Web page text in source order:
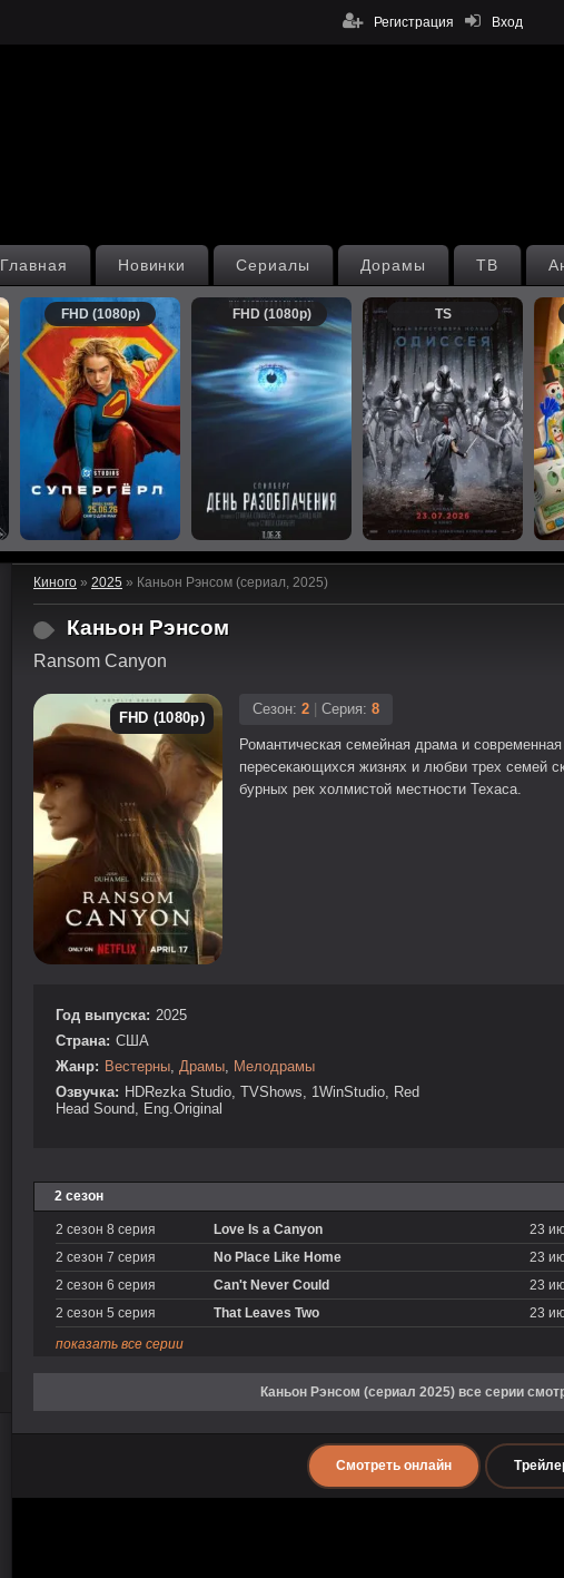
Вход
Регистрация
ТВ
Дорамы
Сериалы
Новинки
Главная
FHD (1080p) FHD (1080p) TS
Киного » 2025 » Каньон Рэнсом (сериал, 2025)
Каньон Рэнсом
Ransom Canyon
FHD (1080p)
Сезон: 2 Серия: 8
Романтическая семейная драма и
пересекающихся жизнях и любви трех семей
бурных рек холмистой местности Техаса.
Год выпуска: 2025
Страна: США
Жанр: Вестерны Драмы
Мелодрамы
Озвучка: HDRezka Studio, TVShows, 1WinStudio, Red
Head Sound, Eng.Original
2 сезон
2 сезон 8 серия Love Is a Canyon 23
2 сезон 7 серия
No Place Like Home 23
2 сезон 6 серия
Can't Never Could 23
2 сезон 5 серия
That Leaves Two 23
показать все серии
Каньон Рэнсом (сериал 2025) все серии
Смотреть онлайн